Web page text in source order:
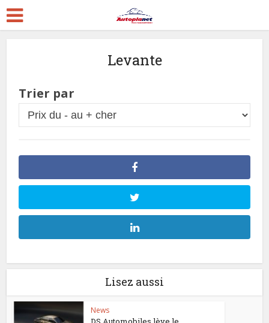
Levante
Trier par
Lisez aussi
News